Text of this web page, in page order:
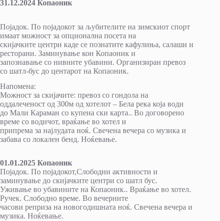
31.12.2024 Копаоник
Појадок. По појадокот за љубителите на зимскиот спорт
имаат можност за опционална посета на
скијачките центри каде се познатите кафулиња, салаши и
ресторани. Заминување кон Копаоник и
запознавање со нивните убавини. Организиран превоз
со шатл-бус до центарот на Копаоник.
Напомена:
Moжност за скијачите: превоз со гондола на
оддалеченост од 300м од хотелот – Бела река која води
до Мали Караман со купена ски карта.. Во договорено
време со водичот, враќање во хотел и
припрема за најлудата ноќ. Свечена вечера со музика и
забава со локален бенд. Ноќевање.
01.01.2025 Копаоник
Појадок. По појадокот,Слободни активности и
заминување до скијачките центри со шатл бус.
Уживање во убавините на Копаоник.. Враќање во хотел.
Ручек. Слободно време. Во вечерните
часови реприза на новогодишната ноќ. Свечена вечера и
музика. Ноќевање.